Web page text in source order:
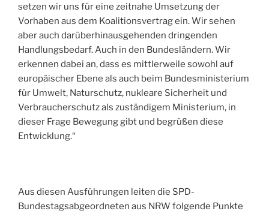
setzen wir uns für eine zeitnahe Umsetzung der
Vorhaben aus dem Koalitionsvertrag ein. Wir sehen
aber auch darüberhinausgehenden dringenden
Handlungsbedarf. Auch in den Bundesländern. Wir
erkennen dabei an, dass es mittlerweile sowohl auf
europäischer Ebene als auch beim Bundesministerium
für Umwelt, Naturschutz, nukleare Sicherheit und
Verbraucherschutz als zuständigem Ministerium, in
dieser Frage Bewegung gibt und begrüßen diese
Entwicklung.“
Aus diesen Ausführungen leiten die SPD-
Bundestagsabgeordneten aus NRW folgende Punkte